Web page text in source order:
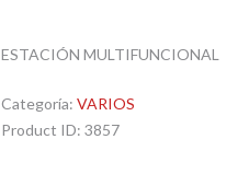
ESTACIÓN MULTIFUNCIONAL
Categoría: VARIOS
Product ID: 3857